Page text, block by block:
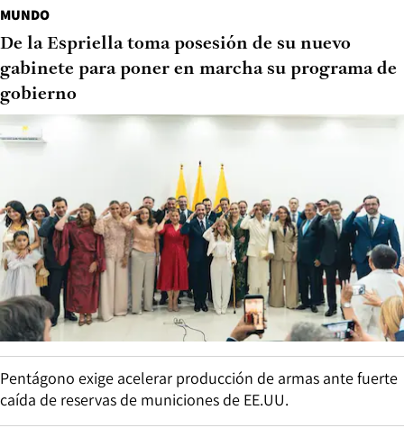
MUNDO
De la Espriella toma posesión de su nuevo
gabinete para poner en marcha su programa de
gobierno
Pentágono exige acelerar producción de armas ante fuerte
caída de reservas de municiones de EE.UU.